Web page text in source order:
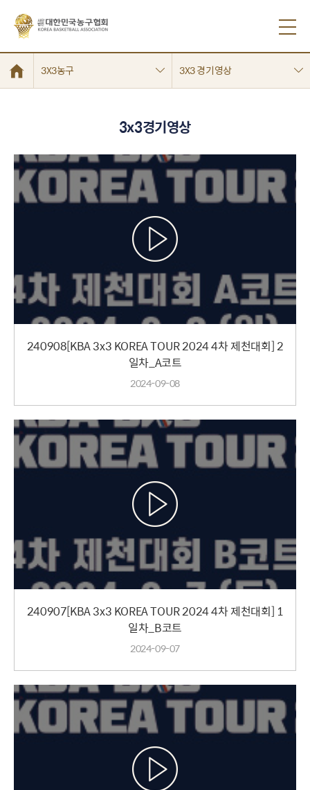
3X3농구 3X3 경기영상
3x3경기영상
240908[KBA 3x3 KOREA TOUR 2024 4차 제천대회] 2
일차_A코트
2024-09-08
240907[KBA 3x3 KOREA TOUR 2024 4차 제천대회] 1
일차_B코트
2024-09-07